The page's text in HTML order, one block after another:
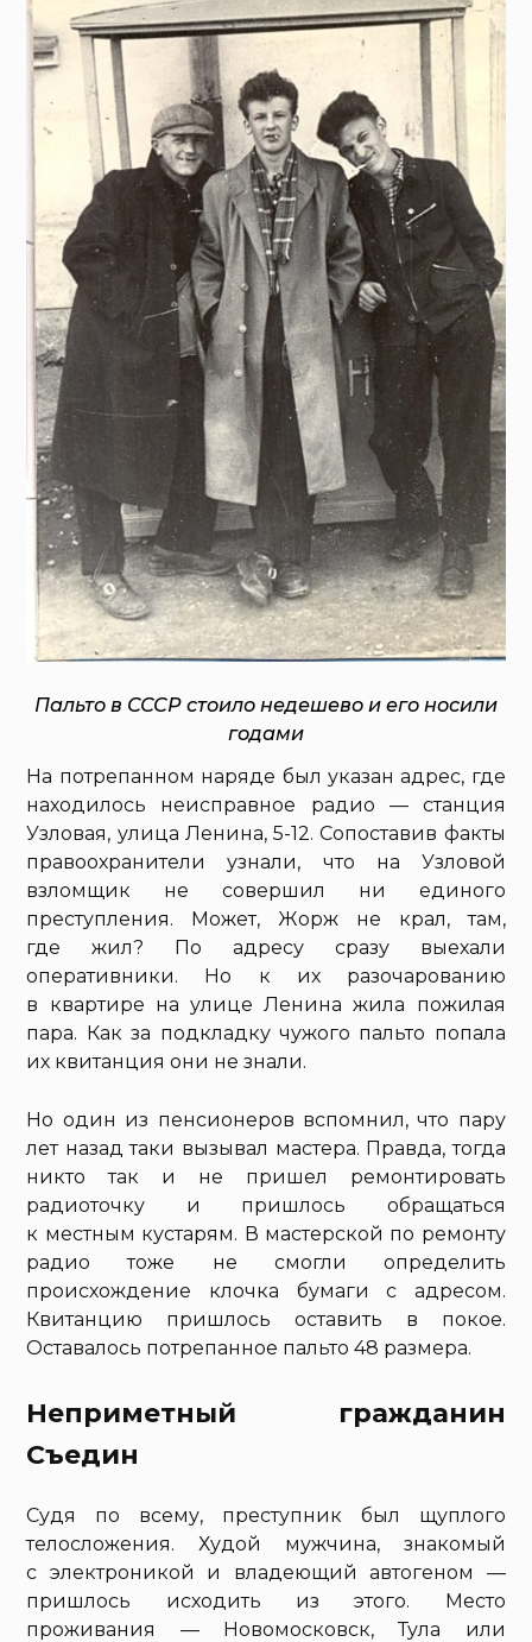
Пальто в СССР стоило недешево и его носили
годами
На потрепанном наряде был указан адрес, где
находилось неисправное радио — станция
Узловая, улица Ленина, 5-12. Сопоставив факты
правоохранители узнали, что на Узловой
взломщик не совершил ни единого
преступления. Может, Жорж не крал, там,
где жил? По адресу сразу выехали
оперативники. Но к их разочарованию
в квартире на улице Ленина жила пожилая
пара. Как за подкладку чужого пальто попала
их квитанция они не знали.
Но один из пенсионеров вспомнил, что пару
лет назад таки вызывал мастера. Правда, тогда
никто так и не пришел ремонтировать
радиоточку и пришлось обращаться
к местным кустарям. В мастерской по ремонту
радио тоже не смогли определить
происхождение клочка бумаги с адресом.
Квитанцию пришлось оставить в покое.
Оставалось потрепанное пальто 48 размера.
Неприметный гражданин
Съедин
Судя по всему, преступник был щуплого
телосложения. Худой мужчина, знакомый
с электроникой и владеющий автогеном —
пришлось исходить из этого. Место
проживания — Новомосковск, Тула или